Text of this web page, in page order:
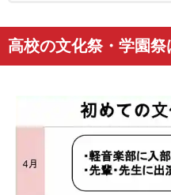
高校の文化祭・学園